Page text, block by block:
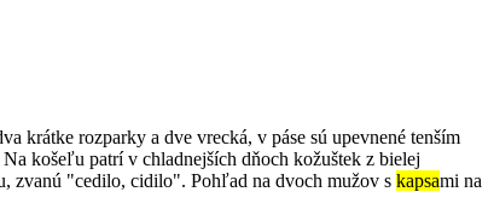
krátke rozparky a dve vrecká, v páse sú upevnené tenším
košeľu patrí v chladnejších dňoch kožuštek z bielej
zvanú "cedilo, cidilo". Pohľad na dvoch mužov s kapsami na